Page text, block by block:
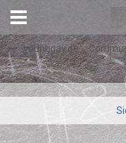
younggay.de :::